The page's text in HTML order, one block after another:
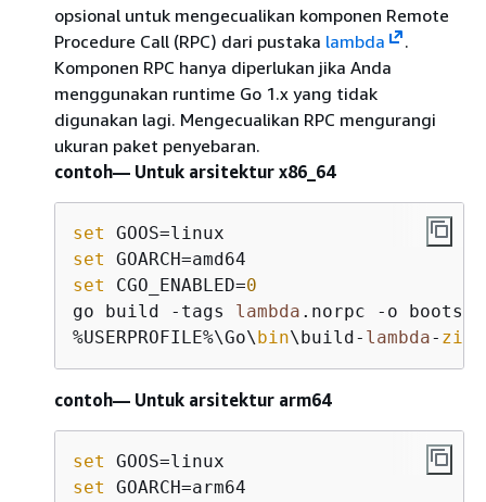
opsional untuk mengecualikan komponen Remote
Procedure Call (RPC) dari pustaka lambda
.
Komponen RPC hanya diperlukan jika Anda
menggunakan runtime Go 1.x yang tidak
digunakan lagi. Mengecualikan RPC mengurangi
ukuran paket penyebaran.
contoh— Untuk arsitektur x86_64
set
set
set
CGO_ENABLED=0
go build -tags lambda .norpc -o
%USERPROFILE%\Go\bin\build- lambda- zip
contoh— Untuk arsitektur arm64
set
set